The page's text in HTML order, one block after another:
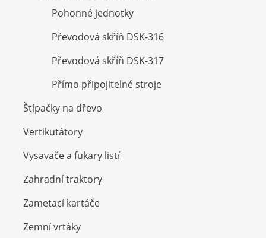
Pohonné jednotky
Převodová skříň DSK-316
Převodová skříň DSK-317
Přímo připojitelné stroje
Štípačky na dřevo
Vertikutátory
Vysavače a fukary listí
Zahradní traktory
Zametací kartáče
Zemní vrtáky